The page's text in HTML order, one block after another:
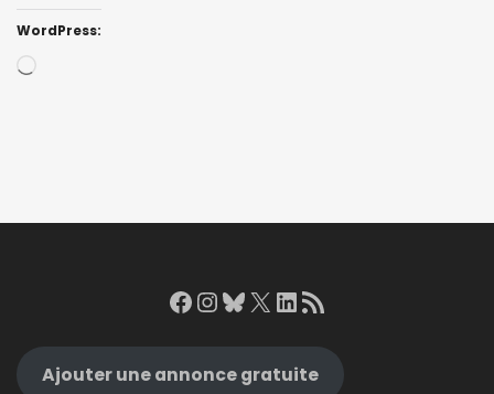
WordPress:
Facebook
Instagram
Bluesky
X LinkedIn
RSS Feed
Ajouter une annonce gratuite